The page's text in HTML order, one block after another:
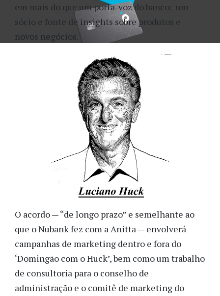
em mais do que um porta-voz do banco: um
sócio e fonte de insights sobre produtos e
novos negócios.
O acordo — “de longo prazo” e semelhante ao
que o Nubank fez com a Anitta — envolverá
campanhas de marketing dentro e fora do
‘Domingão com o Huck’, bem como um trabalho
de consultoria para o conselho de
administração e o comitê de marketing do